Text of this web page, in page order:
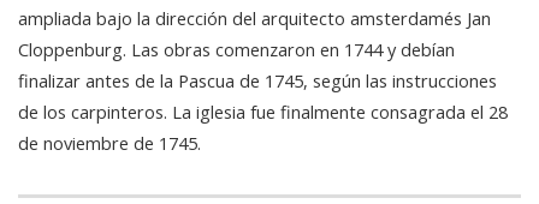
ampliada bajo la dirección del arquitecto amsterdamés Jan
Cloppenburg. Las obras comenzaron en 1744 y debían
finalizar antes de la Pascua de 1745, según las instrucciones
de los carpinteros. La iglesia fue finalmente consagrada el 28
de noviembre de 1745.